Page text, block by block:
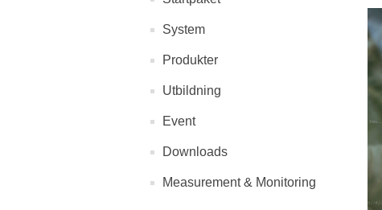
System
Produkter
Utbildning
Event
Downloads
Measurement & Monitoring